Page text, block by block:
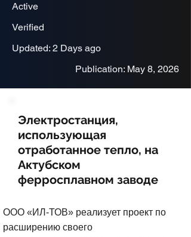
Active
Verified
Updated: 2 Days ago
Publication: May 8, 2026
Электростанция,
использующая
отработанное тепло, на
Актубском
ферросплавном заводе
ООО «ИЛ-ТОВ» реализует проект по
расширению своего